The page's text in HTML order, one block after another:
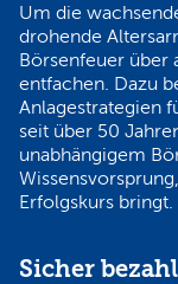
Um die
drohende
Börsenfeuer über
entfachen. Dazu
Anlagestrategien
seit über 50
unabhängigem
Erfolgskurs bringt.
Sicher